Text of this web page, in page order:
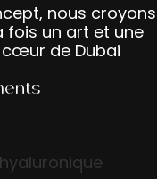
nous
fois un art et une
cœur de Dubai